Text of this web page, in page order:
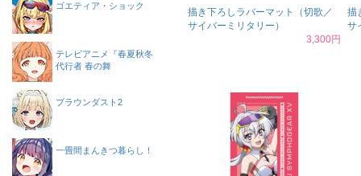
描き下ろしラバーマット（切歌／
サイバーミリタリー）
3,300円
描
サ
ゴエティア・ショック
テレビアニメ『春夏秋冬
代行者 春の舞
ブラウンダスト2
一畳間まんきつ暮らし！